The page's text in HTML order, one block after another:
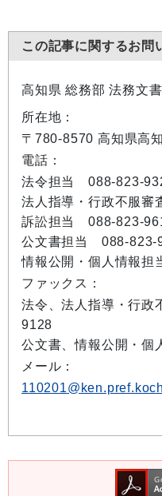
この記事に関するお問
高知県 総務部 法務文
所在地：
〒780-8570 高知県高
電話：
法令担当 088-823-
法人指導・行政不服
訴訟担当 088-823-
公文書担当 088-823-
情報公開・個人情報
ファックス：
法令、法人指導・行
9128
公文書、情報公開・
メール：